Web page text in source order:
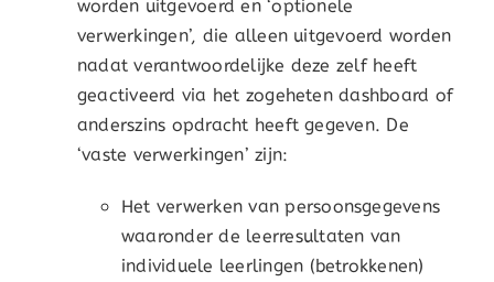
worden uitgevoerd en ‘optionele
verwerkingen’, die alleen uitgevoerd worden
nadat verantwoordelijke deze zelf heeft
geactiveerd via het zogeheten dashboard of
anderszins opdracht heeft gegeven. De
‘vaste verwerkingen’ zijn:
Het verwerken van persoonsgegevens
waaronder de leerresultaten van
individuele leerlingen (betrokkenen)